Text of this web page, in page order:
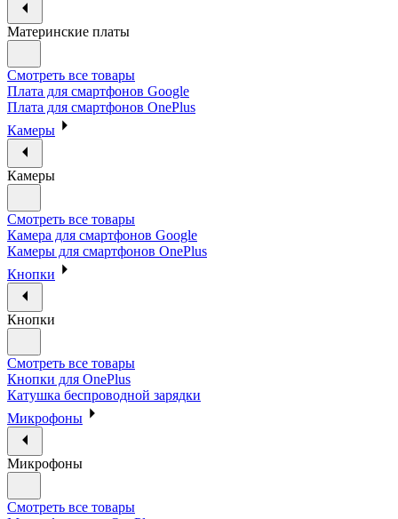
Материнские платы
Смотреть все товары
Плата для смартфонов Google
Плата для смартфонов OnePlus
Камеры
Камеры
Смотреть все товары
Камера для смартфонов Google
Камеры для смартфонов OnePlus
Кнопки
Кнопки
Смотреть все товары
Кнопки для OnePlus
Катушка беспроводной зарядки
Микрофоны
Микрофоны
Смотреть все товары